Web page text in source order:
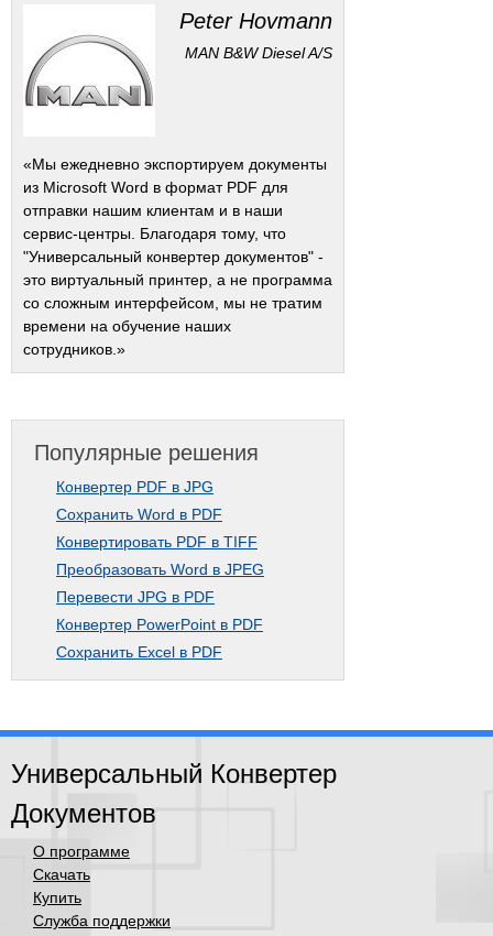
Peter Hovmann
MAN B&W Diesel A/S
«Мы ежедневно экспортируем документы
из Microsoft Word в формат PDF для
отправки нашим клиентам и в наши
сервис-центры. Благодаря тому, что
"Универсальный конвертер документов" -
это виртуальный принтер, а не программа
со сложным интерфейсом, мы не тратим
времени на обучение наших
сотрудников.»
Популярные решения
Конвертер PDF в JPG
Сохранить Word в PDF
Конвертировать PDF в TIFF
Преобразовать Word в JPEG
Перевести JPG в PDF
Конвертер PowerPoint в PDF
Сохранить Excel в PDF
Универсальный Конвертер
Документов
О программе
Скачать
Купить
Служба поддержки